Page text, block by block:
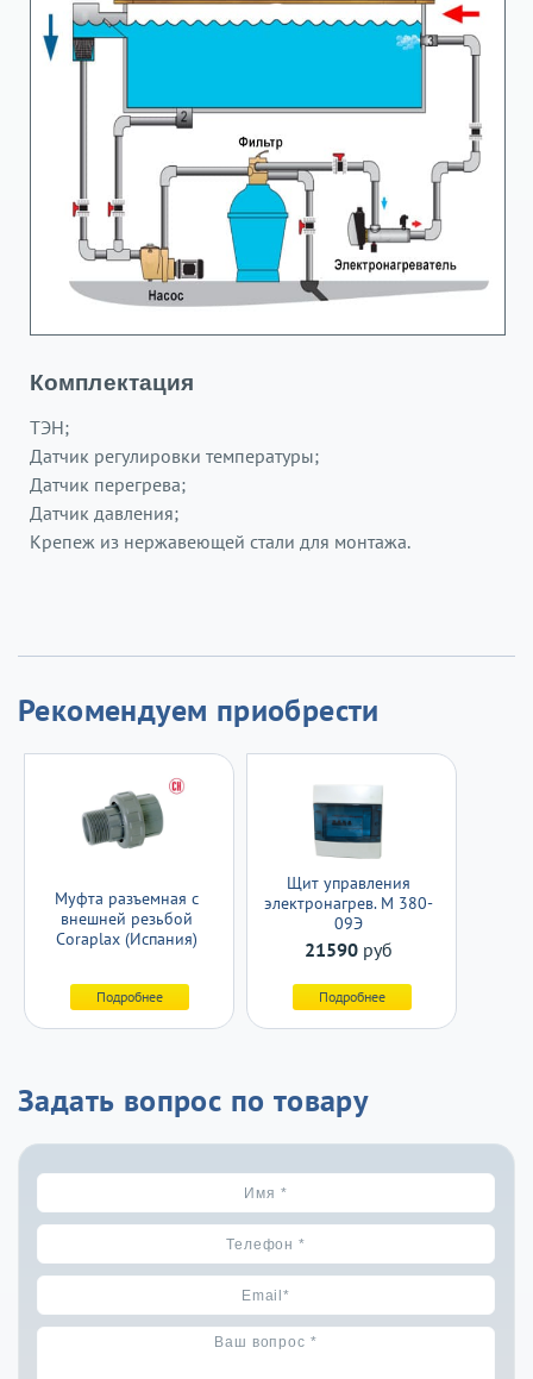
Комплектация
ТЭН;
Датчик регулировки температуры;
Датчик перегрева;
Датчик давления;
Крепеж из нержавеющей стали для монтажа.
Рекомендуем приобрести
Муфта разъемная с
внешней резьбой
Coraplax (Испания)
Подробнее
Щит управления
электронагрев. М 380-
09Э
21590 руб
Подробнее
Задать вопрос по товару